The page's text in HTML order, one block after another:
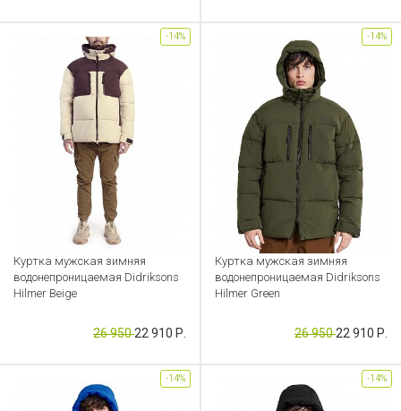
Куртка мужская зимняя
водонепроницаемая Didriksons
Hilmer Beige
Артикул: CB000049605
26 95022 910 Р.
-14%
Куртка мужская зимняя
водонепроницаемая Didriksons
Hilmer Green
Артикул: CB000049604
26 95022 910 Р.
-14%
-14% -14%